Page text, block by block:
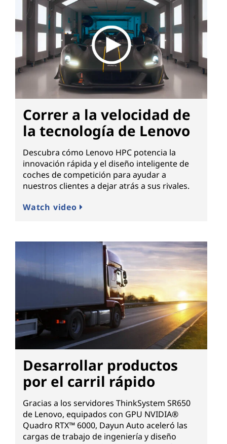
Correr a la velocidad de
la tecnología de Lenovo
Descubra cómo Lenovo HPC potencia la
innovación rápida y el diseño inteligente de
coches de competición para ayudar a
nuestros clientes a dejar atrás a sus rivales.
Watch video
Desarrollar productos
por el carril rápido
Gracias a los servidores ThinkSystem SR650
de Lenovo, equipados con GPU NVIDIA®
Quadro RTX™ 6000, Dayun Auto aceleró las
cargas de trabajo de ingeniería y diseño